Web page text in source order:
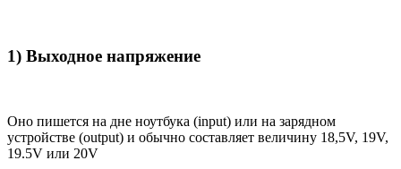
1) Выходное напряжение
Оно пишется на дне ноутбука (input) или на зарядном
устройстве (output) и обычно составляет величину 18,5V, 19V,
19.5V или 20V